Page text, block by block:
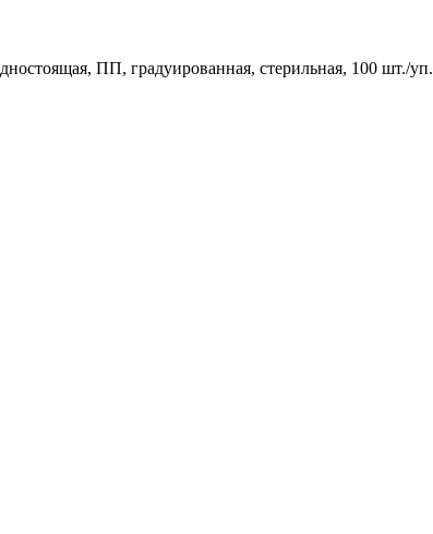
ПП, градуированная, стерильная, 100 шт./уп.